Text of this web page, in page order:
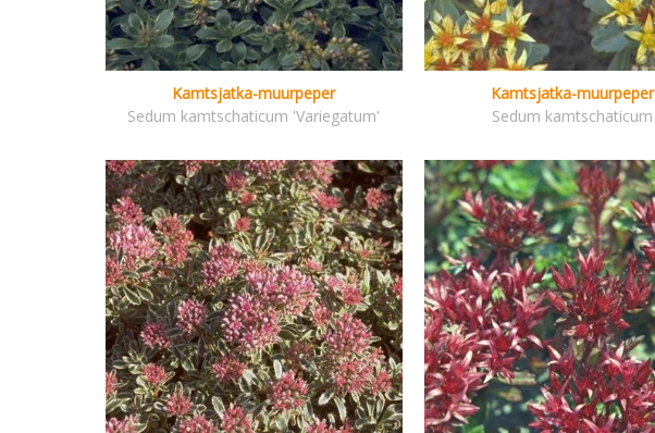
Kamtsjatka-muurpeper
Sedum kamtschaticum 'Variegatum'
Kamtsjatka-muurpeper
Sedum kamtschaticum